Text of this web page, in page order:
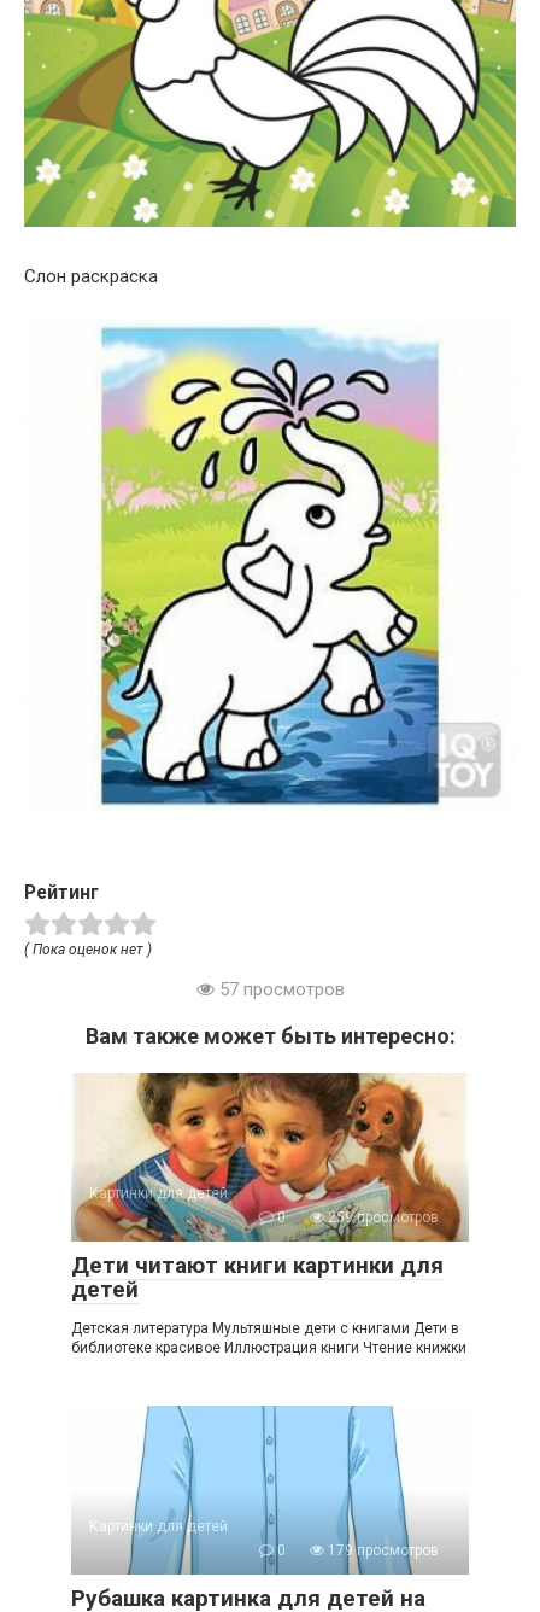
Слон раскраска
Рейтинг
( Пока оценок нет )
57 просмотров
Вам также может быть интересно:
Картинки для детей
0
259 просмотров
Дети читают книги картинки для
детей
Детская литература Мультяшные дети с книгами Дети в
библиотеке красивое Иллюстрация книги Чтение книжки
Картинки для детей
0
179 просмотров
Рубашка картинка для детей на